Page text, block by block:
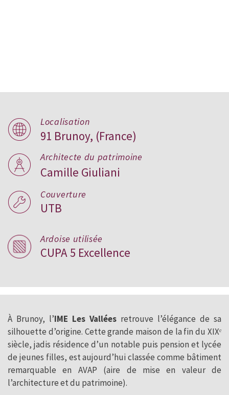
Localisation
91 Brunoy, (France)
Architecte du patrimoine
Camille Giuliani
Couverture
UTB
Ardoise utilisée
CUPA 5 Excellence
À Brunoy, l’IME Les Vallées retrouve l’élégance de sa
silhouette d’origine. Cette grande maison de la fin du XIXᵉ
siècle, jadis résidence d’un notable puis pension et lycée
de jeunes filles, est aujourd’hui classée comme bâtiment
remarquable en AVAP (aire de mise en valeur de
l’architecture et du patrimoine).